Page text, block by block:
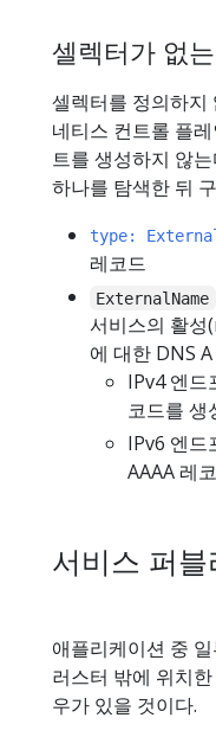
셀렉터가 없
셀렉터를 정의하지
네티스 컨트롤 플
트를 생성하지 않
하나를 탐색한 뒤
type:
레코드
ExternalName
서비스의 활성
에 대한 DNS
IPv4 엔드
코드를 생
IPv6 엔드
AAAA 레
서비스 퍼
애플리케이션 중
러스터 밖에 위치
우가 있을 것이다.